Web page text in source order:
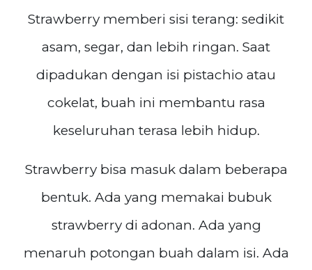
Strawberry memberi sisi terang: sedikit
asam, segar, dan lebih ringan. Saat
dipadukan dengan isi pistachio atau
cokelat, buah ini membantu rasa
keseluruhan terasa lebih hidup.
Strawberry bisa masuk dalam beberapa
bentuk. Ada yang memakai bubuk
strawberry di adonan. Ada yang
menaruh potongan buah dalam isi. Ada